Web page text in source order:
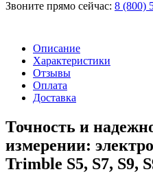
Звоните прямо сейчас: 8 (800)
Описание
Характеристики
Отзывы
Оплата
Доставка
Точность и
измерении:
Trimble S5, S7, S9,